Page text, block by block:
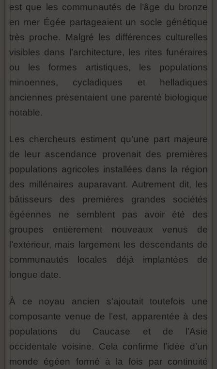
est que les communautés de l’âge du bronze
en mer Égée partageaient un socle génétique
très proche. Malgré les différences culturelles
visibles dans l’architecture, les rites funéraires
ou les formes artistiques, les populations
minoennes, cycladiques et helladiques
anciennes présentaient une parenté biologique
notable.
Les chercheurs estiment qu’une part majeure
de leur ascendance provenait des premières
populations agricoles installées dans la région
des millénaires auparavant. Autrement dit, les
bâtisseurs des premières grandes sociétés
égéennes ne semblent pas avoir été des
groupes entièrement nouveaux venus de
l’extérieur, mais largement les descendants de
communautés locales déjà implantées de
longue date.
À ce noyau ancien s’ajoutait toutefois une
composante venue de l’est, apparentée à des
populations du Caucase et de l’Asie
occidentale voisine. Cela confirme l’idée d’un
monde égéen formé à la fois par continuité